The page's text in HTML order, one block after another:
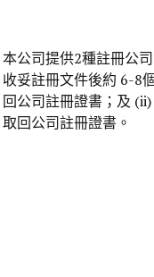
本公司提供2種註冊公
收妥註冊文件後約 6-8
回公司註冊證書；及
取回公司註冊證書。